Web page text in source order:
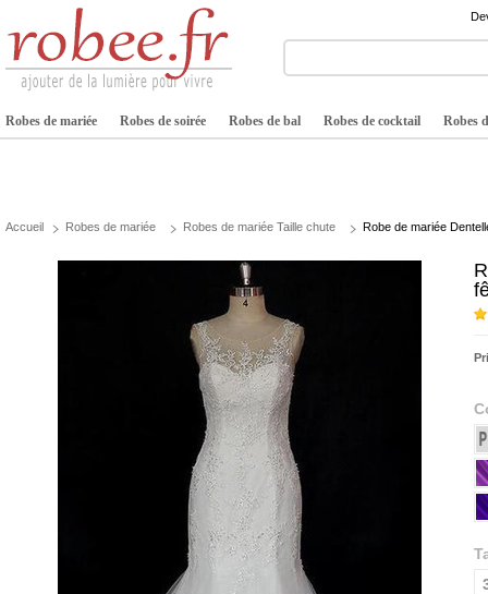
Robes de mariée Robes de soirée Robes de bal Robes de cocktail Robes
Accueil Robes de mariée Robes de mariée Taille chute Robe de mariée